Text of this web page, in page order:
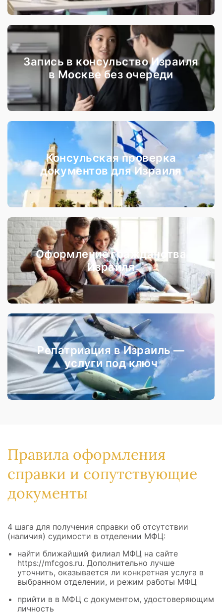
Запись в консульство Израиля
в Москве без очереди
Консульская проверка
документов для Израиля
Оформление гражданства
Израиля
Репатриация в Израиль —
услуги под ключ
Правила оформления
справки и сопутствующие
документы
4 шага для получения справки об отсутствии
(наличия) судимости в отделении МФЦ:
найти ближайший филиал МФЦ на сайте
https://mfcgos.ru. Дополнительно лучше
уточнить, оказывается ли конкретная услуга в
выбранном отделении, и режим работы МФЦ
прийти в в МФЦ с документом, удостоверяющим
личность